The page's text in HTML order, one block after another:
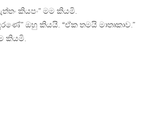
කියපං” මම කියමි.
ඔහු කියයි. “ඒක තමයි මාතෘකාව.”
කියමි.